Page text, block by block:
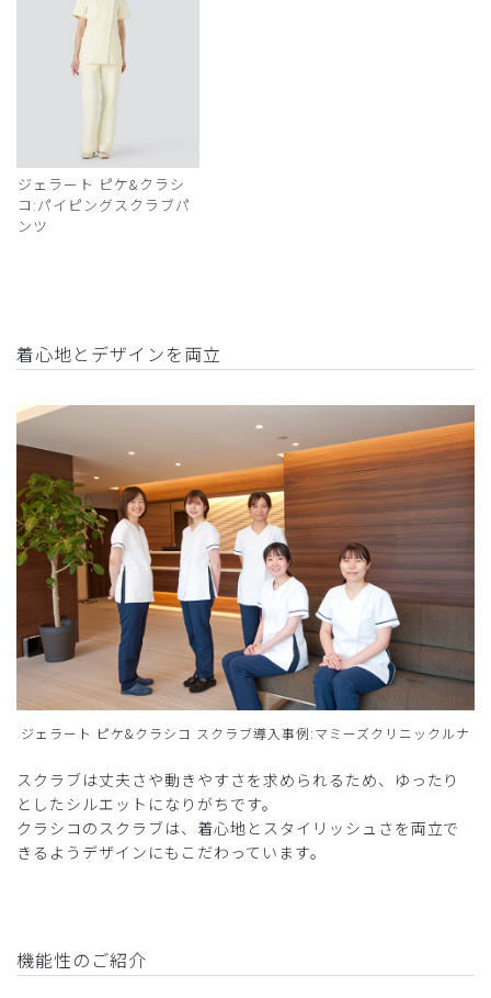
ジェラート ピケ&クラシ
コ:パイピングスクラブパ
ンツ
着心地とデザインを両立
ジェラート ピケ&クラシコ スクラブ導入事例:マミーズクリニックルナ
スクラブは丈夫さや動きやすさを求められるため、ゆったり
としたシルエットになりがちです。
クラシコのスクラブは、着心地とスタイリッシュさを両立で
きるようデザインにもこだわっています。
機能性のご紹介